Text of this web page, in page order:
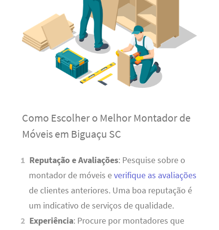
Como Escolher o Melhor Montador de
Móveis em Biguaçu SC
Reputação e Avaliações: Pesquise sobre o
montador de móveis everifique as avaliações
de clientes anteriores. Uma boa reputação é
um indicativo de serviços de qualidade.
Experiência: Procure por montadores que